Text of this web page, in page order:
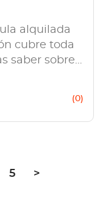
alquilada
cubre toda
saber sobre
(0)
5 >